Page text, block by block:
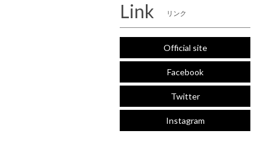
Link リンク
Official site
Facebook
Twitter
Instagram